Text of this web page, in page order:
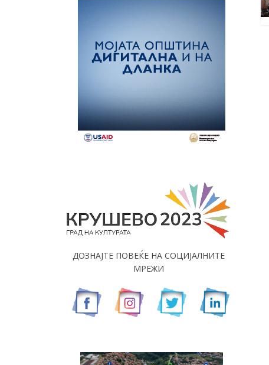
ДОЗНАЈТЕ ПОВЕЌЕ НА СОЦИЈАЛНИТЕ
МРЕЖИ